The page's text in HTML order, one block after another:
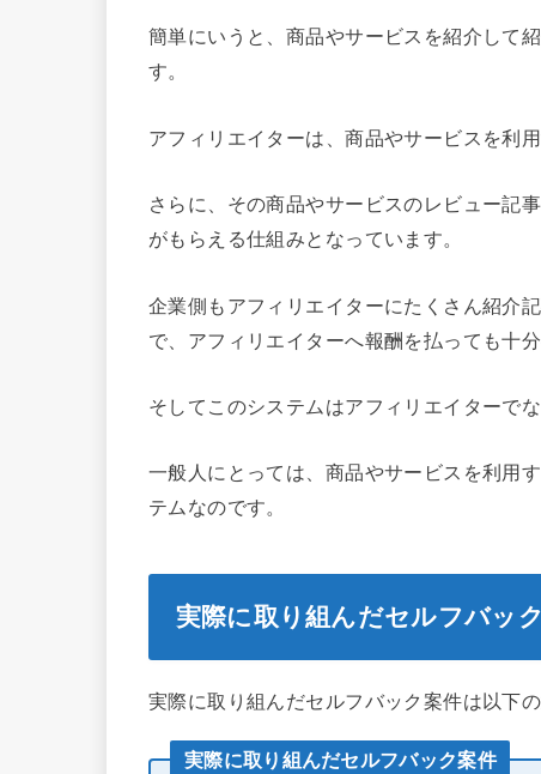
簡単にいうと、商品やサービスを紹介して
す。
アフィリエイターは、商品やサービスを利
さらに、その商品やサービスのレビュー記
がもらえる仕組みとなっています。
企業側もアフィリエイターにたくさん紹介
で、アフィリエイターへ報酬を払っても十
そしてこのシステムはアフィリエイターで
一般人にとっては、商品やサービスを利用
テムなのです。
実際に取り組んだセルフバッ
実際に取り組んだセルフバック案件は以下の
実際に取り組んだセルフバック案件